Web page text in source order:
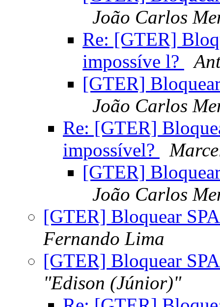
João Carlos
Re: [GTER]
impossíve l?
[GTER]
João Carlos
Re: [GTER]
impossível?
[GTER]
João Carlos
[GTER] Bloquear
Fernando Lima
[GTER] Bloquear
"Edison (Júnior)"